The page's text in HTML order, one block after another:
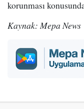
korunması
Kaynak: Mepa News